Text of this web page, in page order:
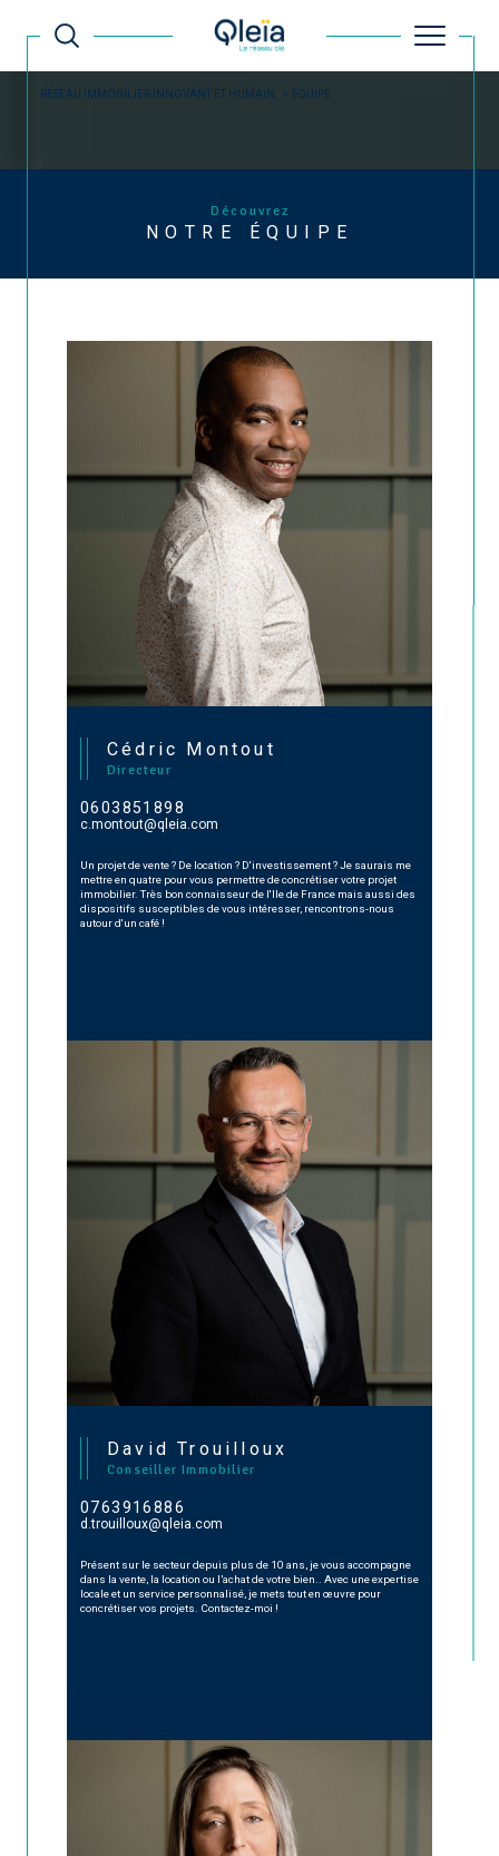
RÉSEAU IMMOBILIER INNOVANT ET HUMAIN EQUIPE
Découvrez
NOTRE ÉQUIPE
Cédric Montout
Directeur
0603851898
c.montout@qleia.com
Un projet de vente ? De location ? D'investissement ? Je saurais me
mettre en quatre pour vous permettre de concrétiser votre projet
immobilier. Très bon connaisseur de l'Ile de France mais aussi des
dispositifs susceptibles de vous intéresser, rencontrons-nous
autour d'un café !
David Trouilloux
Conseiller Immobilier
0763916886
d.trouilloux@qleia.com
Présent sur le secteur depuis plus de 10 ans, je vous accompagne
dans la vente, la location ou l’achat de votre bien.. Avec une expertise
locale et un service personnalisé, je mets tout en œuvre pour
concrétiser vos projets. Contactez-moi !